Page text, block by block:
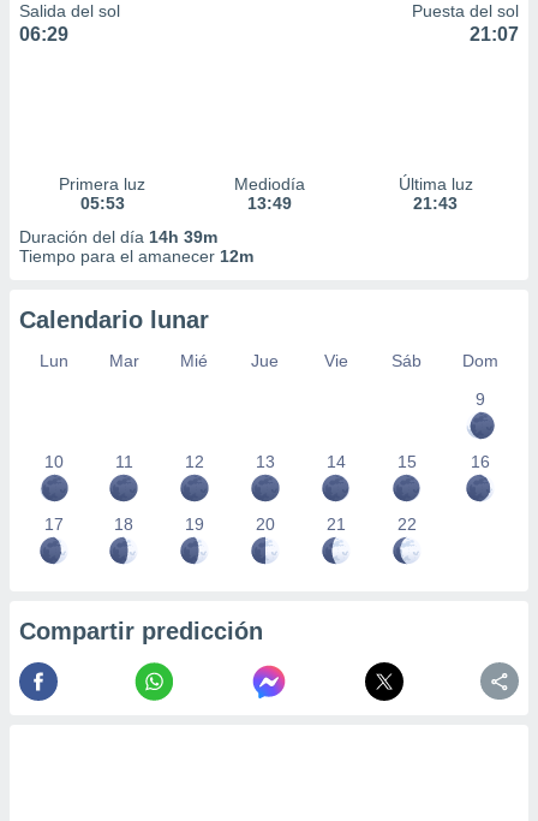
Salida del sol
06:29
Puesta del sol
21:07
Primera luz
05:53
Mediodía
13:49
Última luz
21:43
Duración del día 14h 39m
Tiempo para el amanecer 12m
Calendario lunar
Lun Mar Mié Jue Vie Sáb
Dom
9
10 11 12 13 14 15 16
17 18 19 20 21 22
Compartir predicción